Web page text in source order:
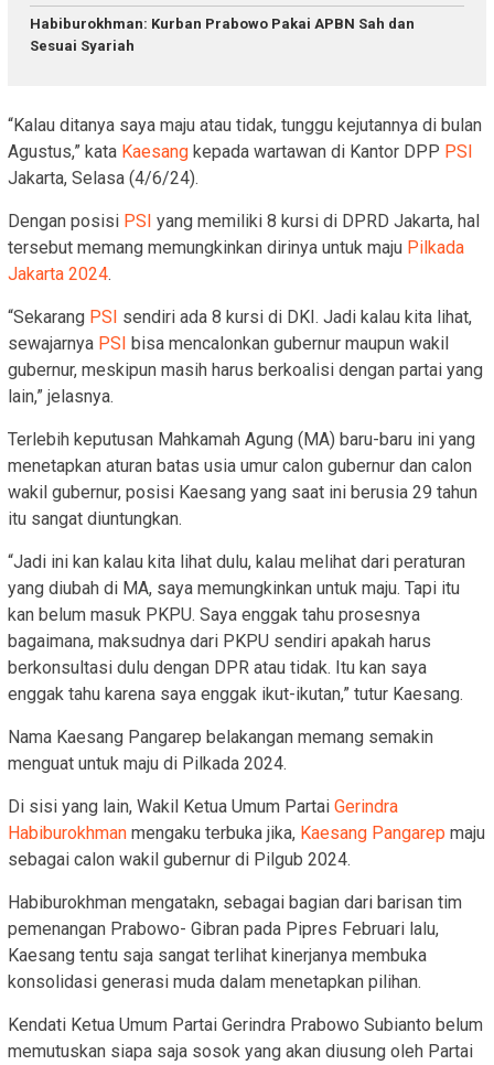
Habiburokhman: Kurban Prabowo Pakai APBN Sah dan
Sesuai Syariah
“Kalau ditanya saya maju atau tidak, tunggu kejutannya di bulan
Agustus,” kata Kaesang kepada wartawan di Kantor DPP PSI
Jakarta, Selasa (4/6/24).
Dengan posisi PSI yang memiliki 8 kursi di DPRD Jakarta, hal
tersebut memang memungkinkan dirinya untuk maju Pilkada
Jakarta 2024.
“Sekarang PSI sendiri ada 8 kursi di DKI. Jadi kalau kita lihat,
sewajarnya PSI bisa mencalonkan gubernur maupun wakil
gubernur, meskipun masih harus berkoalisi dengan partai yang
lain,” jelasnya.
Terlebih keputusan Mahkamah Agung (MA) baru-baru ini yang
menetapkan aturan batas usia umur calon gubernur dan calon
wakil gubernur, posisi Kaesang yang saat ini berusia 29 tahun
itu sangat diuntungkan.
“Jadi ini kan kalau kita lihat dulu, kalau melihat dari peraturan
yang diubah di MA, saya memungkinkan untuk maju. Tapi itu
kan belum masuk PKPU. Saya enggak tahu prosesnya
bagaimana, maksudnya dari PKPU sendiri apakah harus
berkonsultasi dulu dengan DPR atau tidak. Itu kan saya
enggak tahu karena saya enggak ikut-ikutan,” tutur Kaesang.
Nama Kaesang Pangarep belakangan memang semakin
menguat untuk maju di Pilkada 2024.
Di sisi yang lain, Wakil Ketua Umum Partai Gerindra
Habiburokhman mengaku terbuka jika, Kaesang Pangarep maju
sebagai calon wakil gubernur di Pilgub 2024.
Habiburokhman mengatakn, sebagai bagian dari barisan tim
pemenangan Prabowo- Gibran pada Pipres Februari lalu,
Kaesang tentu saja sangat terlihat kinerjanya membuka
konsolidasi generasi muda dalam menetapkan pilihan.
Kendati Ketua Umum Partai Gerindra Prabowo Subianto belum
memutuskan siapa saja sosok yang akan diusung oleh Partai